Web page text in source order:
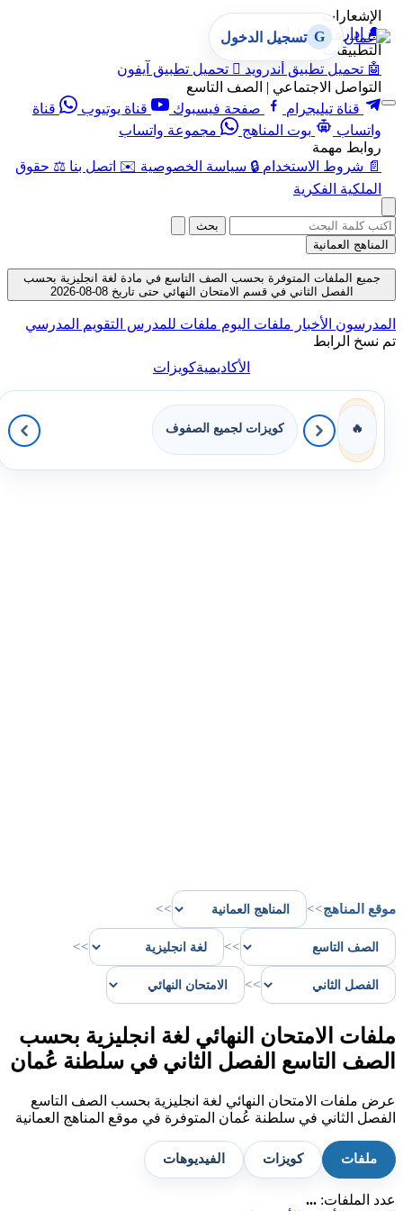
الإشعارات
🔔 إدارة الإشعارات
التطبيقات
🤖 تحميل تطبيق أندرويد  تحميل تطبيق آيفون
التواصل الاجتماعي | الصف التاسع
قناة تيليجرام
صفحة فيسبوك قناة يوتيوب
قناة
واتساب
بوت المناهج
مجموعة واتساب
روابط مهمة
📄 شروط الاستخدام 🔒 سياسة الخصوصية ✉️ اتصل بنا ⚖️ حقوق
الملكية الفكرية
G تسجيل الدخول
بحث
المناهج العمانية
جميع الملفات المتوفرة بحسب الصف التاسع في مادة لغة انجليزية بحسب
الفصل الثاني في قسم الامتحان النهائي حتى تاريخ 08-08-2026
المدرسون الأخبار ملفات اليوم ملفات للمدرس التقويم المدرسي
تم نسخ الرابط
الأكاديميةكويزات
🔥 كويزات لجميع الصفوف
موقع المناهج>>
>>
>>
>>
>>
ملفات الامتحان النهائي لغة انجليزية بحسب
الصف التاسع الفصل الثاني في سلطنة عُمان
عرض ملفات الامتحان النهائي لغة انجليزية بحسب الصف التاسع
الفصل الثاني في سلطنة عُمان المتوفرة في موقع المناهج العمانية
ملفات كويزات الفيديوهات
عدد الملفات: ...